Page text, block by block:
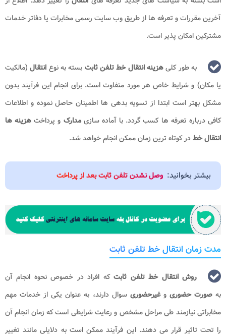
آخرین مقررات و تعرفه ‌ها از طریق وب‌ سایت رسمی مخابرات یا دفاتر خدمات
مشترکین امکان ‌پذیر است.
به طور کلیهزینه انتقال خط تلفن ثابت بسته به نوع انتقال (مالکیت
یا مکان) و شرایط خاص هر مورد متفاوت است. برای انجام این فرآیند بدون
مشکل بهتر است ابتدا از تسویه بدهی‌ ها اطمینان حاصل نموده و اطلاعات
کافی درباره تعرفه ‌ها کسب گردد. با آماده ‌سازیمدارک و پرداخت هزینه‌ ها
انتقال خطدر کوتاه ‌ترین زمان ممکن انجام خواهد شد.
بیشتر بخوانید: وصل نشدن تلفن ثابت بعد از پرداخت
مدت زمان انتقال خط تلفن ثابت
روش انتقال خط تلفن ثابتکه افراد در خصوص نحوه انجام آن
بهصورت حضوریوغیرحضوری سوال دارند، به عنوان یکی از خدمات مهم
مخابراتی نیازمند طی مراحل مشخص و رعایت شرایطی است که زمان انجام آن
را تحت تاثیر قرار می‌ دهند. این فرآیند ممکن است به دلایلی مانند تغییر